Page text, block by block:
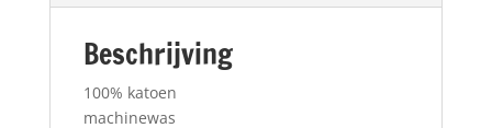
Beschrijving
100% katoen
machinewas